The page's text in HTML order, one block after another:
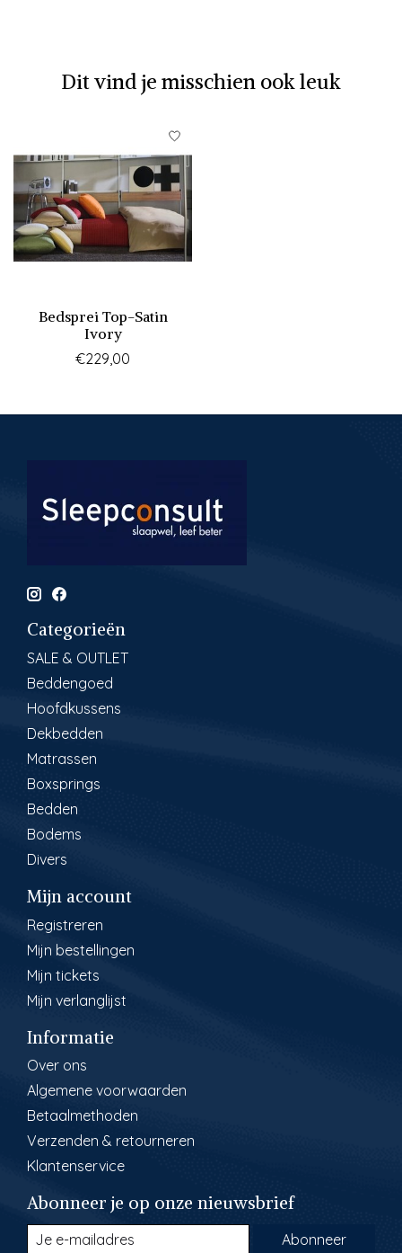
Dit vind je misschien ook leuk
Items van productcarrousel
Bedsprei Top-Satin
Ivory
€229,00
Categorieën
SALE & OUTLET
Beddengoed
Hoofdkussens
Dekbedden
Matrassen
Boxsprings
Bedden
Bodems
Divers
Mijn account
Registreren
Mijn bestellingen
Mijn tickets
Mijn verlanglijst
Informatie
Over ons
Algemene voorwaarden
Betaalmethoden
Verzenden & retourneren
Klantenservice
Abonneer je op onze nieuwsbrief
Abonneer